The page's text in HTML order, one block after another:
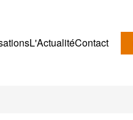
L'ActualitéContact